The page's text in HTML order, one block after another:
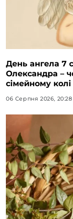
День ангела 7
Олександра –
сімейному колі
06 Серпня 2026, 20:28